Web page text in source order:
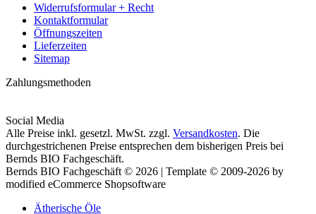
Widerrufsformular + Recht
Kontaktformular
Öffnungszeiten
Lieferzeiten
Sitemap
Zahlungsmethoden
Social Media
Alle Preise inkl. gesetzl. MwSt. zzgl. Versandkosten. Die
durchgestrichenen Preise entsprechen dem bisherigen Preis bei
Bernds BIO Fachgeschäft.
Bernds BIO Fachgeschäft © 2026 | Template © 2009-2026 by
modified eCommerce Shopsoftware
Ätherische Öle